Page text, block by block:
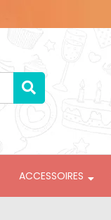
ACCESSOIRES